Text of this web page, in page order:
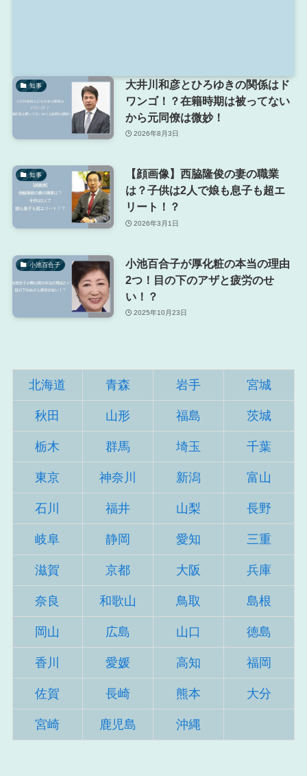
知事
大井川和彦とひろゆきの関係はド
ワンゴ！？在籍時期は被ってない
から元同僚は微妙！
2026年8月3日
知事
【顔画像】西脇隆俊の妻の職業
は？子供は2人で娘も息子も超エ
リート！？
2026年3月1日
小池百合子
小池百合子が厚化粧の本当の理由
2つ！目の下のアザと疲労のせ
い！？
2025年10月23日
北海道 青森 岩手 宮城
秋田 山形 福島 茨城
栃木 群馬 埼玉 千葉
東京 神奈川 新潟 富山
石川 福井 山梨 長野
岐阜 静岡 愛知 三重
滋賀 京都 大阪 兵庫
奈良 和歌山 鳥取 島根
岡山 広島 山口 徳島
香川 愛媛 高知 福岡
佐賀 長崎 熊本 大分
宮崎 鹿児島 沖縄